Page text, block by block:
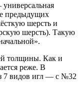
предыдущих
шерсть и
шерсть). Такую
толщины. Как и
реже. В
7 видов игл — с №32